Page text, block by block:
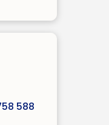
588